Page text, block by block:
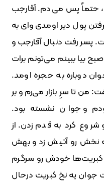
حتماً پس می‌دم. آقارجب
پول دیر اومدی وای به
پسر رفت دنبال آقارجب و
بیا ببینم می‌تونم برات
دوباره به حجره اومد.
من تا سرِ بازار می‌رم و بر
و جوان نشسته بود.
کرد به قدم‌زدن. از
نخش رو آتیش زد و بهش
خودش رو سرگرم
جوان یه نخ کبریت درحال